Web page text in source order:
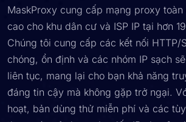
MaskProxy cung cấp mạng proxy toàn
cao cho khu dân cư và ISP IP tại hơn
Chúng tôi cung cấp các kết nối HTTP/
chóng, ổn định và các nhóm IP sạch
liên tục, mang lại cho bạn khả năng
đáng tin cậy mà không gặp trở ngại.
hoạt, bản dùng thử miễn phí và các